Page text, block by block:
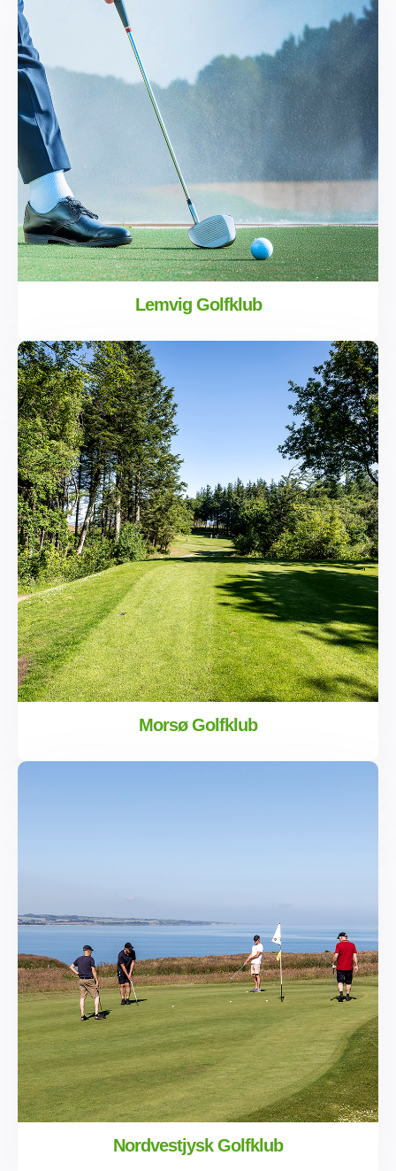
Lemvig Golfklub
Morsø Golfklub
Nordvestjysk Golfklub